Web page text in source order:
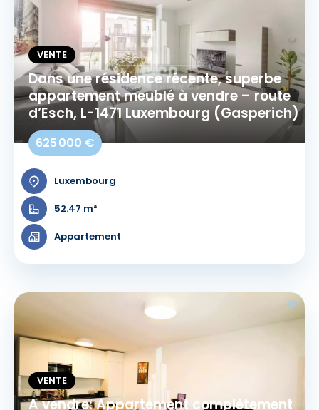
VENTE
Dans une résidence récente, superbe
appartement meublé à vendre – route
d’Esch, L-1471 Luxembourg (Gasperich)
625 000 €
Luxembourg
52.47 m²
Appartement
VENTE
A vendre: Appartement complètement